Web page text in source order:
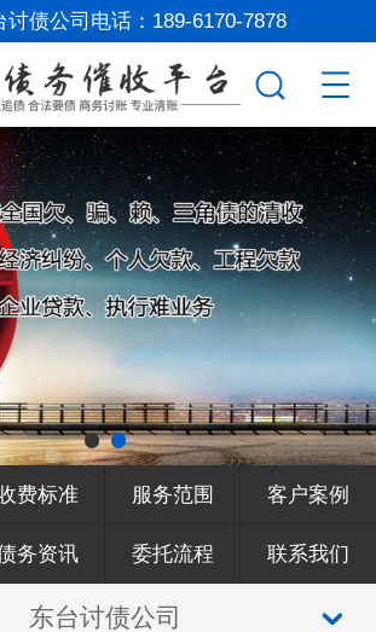
讨债公司电话： 189-6170-7878
费标准 服务范围 客户案例
务资讯 委托流程 联系我们
东台讨债公司